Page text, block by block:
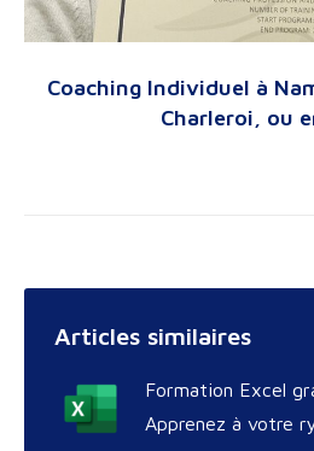
Coaching Individuel à
Charleroi, ou
Articles similaires
Formation Excel
Apprenez à votre